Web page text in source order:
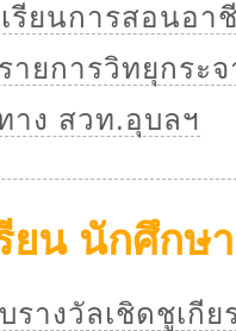
รียนการสอนอา
ยการวิทยุกระจ
าง สวท.อุบลฯ
ยน นักศึกษา
รางวัลเชิดชูเกี